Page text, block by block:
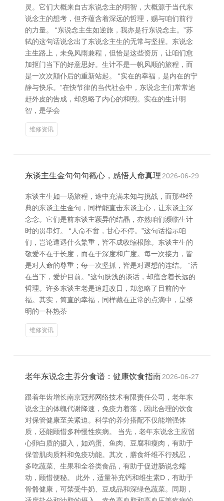
灵。它们大概来自古东说念主的明智，大概源于当代东
说念主的想考，但齐蕴含着深远的哲理，赐与咱们前行
的力量。 “东说念主生如逆旅，我亦是行东说念主。”苏
轼的这句话说念出了东说念主生的无常与坚捏。东说念
主生路上，未免风雨兼程，但恰是这些资历，让咱们愈
加抠门当下的好意思好。生计不是一帆风顺的旅程，而
是一次次颠仆后的重新站起。 “实在的幸福，是内在的宁
静与快乐。”在快节律的当代社会中，东说念主们常常追
赶外皮的告成，却忽略了内心的和煦。实在的生计明
智，是学会
维修资讯
东谈主生金句句句戳心，感悟人命真理 2026-06-29
东谈主生如一场旅程，途中充满未知与挑战，而那些经
典的东谈主生金句，同样能直击东谈主心，让东谈主深
念念。它们是前东谈主颖异的结晶，亦然咱们濒临生计
时的贯串灯。 “人命不啻，甘心不停。”这句话指示咱
们，岂论遭遇什么繁重，皆不成收缩根除。东谈主生的
敬爱不在于长度，而在于深度和广度。每一次接力，皆
是对人命的尊重；每一次坚抓，皆是对遐想的连结。 “活
在当下，爱护目前。”这句肤浅的谈话，却蕴含着长远的
哲理。许多东谈主老是追赶改日，却忽略了目前的幸
福。其实，简直的幸福，同样藏在正常的点滴中，是黎
明的一杯热茶
维修资讯
老年东说念主养分食谱：健康饮食指南2026-06-27
跟着年齿增长南京冠邦网络技术有限责任公司，老年东
说念主的体魄代谢降速，免疫力着落，因此合理的饮食
对保管健康至关紧迫。科学的养分搭配不仅能增强体
质，还能顾惜多种慢性疾病。 当先，老年东说念主应留
心卵白质的摄入，如鸡蛋、鱼肉、豆腐和瘦肉，有助于
保管肌肉质料和免疫功能。其次，膳食纤维不行残忍，
多吃蔬菜、生果和全谷类食品，有助于促进肠说念蠕
动，顾惜便秘。 此外，适量补充钙和维生素D，有助于
骨骼健康，可禁受牛奶、豆成品和深绿色蔬菜。同期，